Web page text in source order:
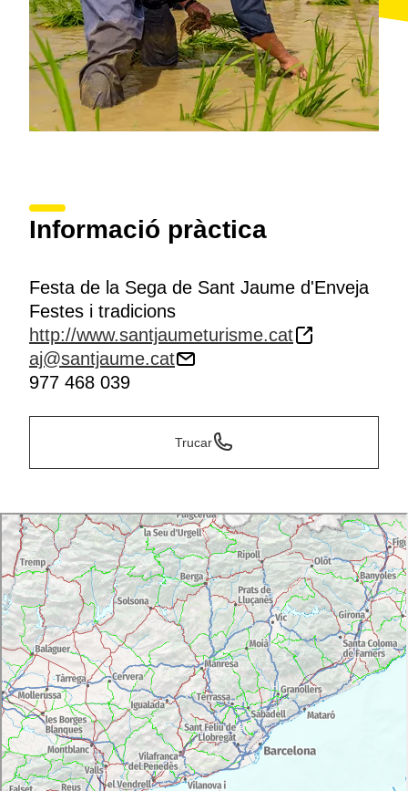
Informació pràctica
Festa de la Sega de Sant Jaume d'Enveja
Festes i tradicions
http://www.santjaumeturisme.cat
aj@santjaume.cat
977 468 039
Trucar